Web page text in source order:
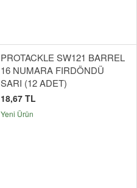
PROTACKLE SW121 BARREL
16 NUMARA FIRDÖNDÜ
SARI (12 ADET)
18,67 TL
Yeni Ürün